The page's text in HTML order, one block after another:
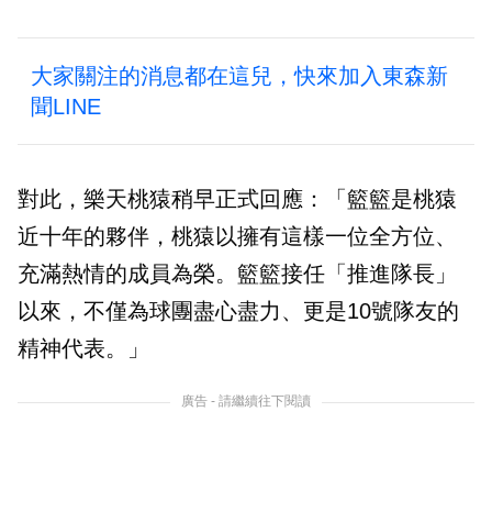
大家關注的消息都在這兒，快來加入東森新
聞LINE
對此，樂天桃猿稍早正式回應：「籃籃是桃猿
近十年的夥伴，桃猿以擁有這樣一位全方位、
充滿熱情的成員為榮。籃籃接任「推進隊長」
以來，不僅為球團盡心盡力、更是10號隊友的
精神代表。」
廣告 - 請繼續往下閱讀